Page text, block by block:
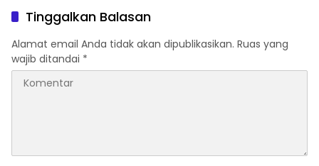
Tinggalkan Balasan
Alamat email Anda tidak akan dipublikasikan. Ruas yang
wajib ditandai *